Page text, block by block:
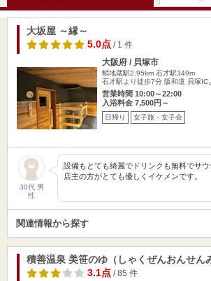
大坂屋 ～縁～
5.0点/ 1 件
大阪府 / 貝塚市
蛸地蔵駅2.95km 石才駅349m
石才駅より徒歩7分 阪和道 貝塚IC
営業時間 10:00～22:00
入浴料金 7,500円～
日帰り 女子旅・女子会
30代 男
性
設備もとても綺麗でドリンクも無料でサ
店主の方がとても優しくイケメンです。
関連情報から探す
積善温泉 美笹のゆ（しゃくぜんおんせん
3.1点/ 85 件